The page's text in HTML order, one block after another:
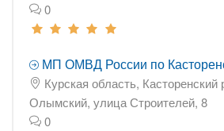
0
МП ОМВД России по
Курская область, Касторенский
Олымский, улица Строителей, 8
0